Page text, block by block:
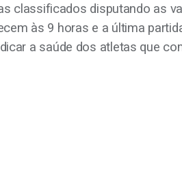
classificados disputando as
às 9 horas e a última
a saúde dos atletas que